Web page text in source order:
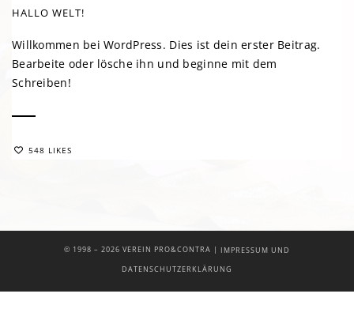
HALLO WELT!
Willkommen bei WordPress. Dies ist dein erster Beitrag.
Bearbeite oder lösche ihn und beginne mit dem
Schreiben!
548 LIKES
© 1998 – 2026 VEREIN PRO&CONTRA | IMPRESSUM UND
DATENSCHUTZERKLÄRUNG